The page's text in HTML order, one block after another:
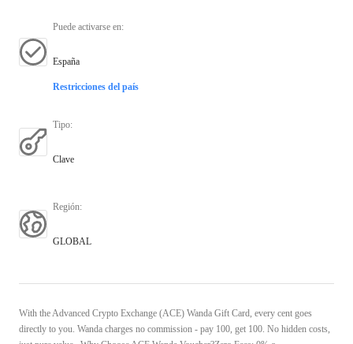
Puede activarse en:
España
Restricciones del país
Tipo:
Clave
Región:
GLOBAL
With the Advanced Crypto Exchange (ACE) Wanda Gift Card, every cent goes
directly to you. Wanda charges no commission - pay 100, get 100. No hidden costs,